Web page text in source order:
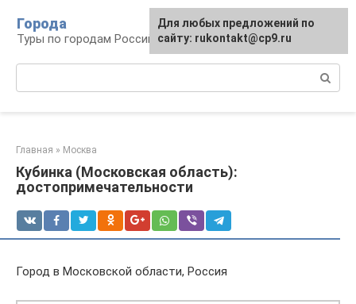
контенту
Города
Туры по городам Российской Федерации
Главная » Москва
Кубинка (Московская область):
достопримечательности
Город в Московской области, Россия
Для любых предложений по
сайту: rukontakt@cp9.ru